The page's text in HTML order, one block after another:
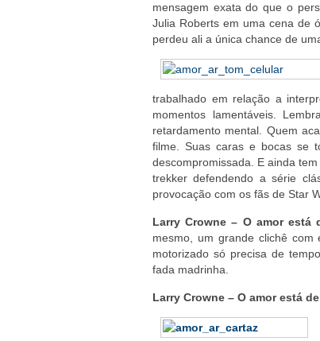
mensagem exata do que o
Julia Roberts em uma cena de
perdeu ali a única chance de
trabalhado em relação a
momentos lamentáveis.
retardamento mental. Quem
filme. Suas caras e bocas se
descompromissada. E ainda
trekker defendendo a série
provocação com os fãs de Star
Larry Crowne – O amor está
mesmo, um grande clichê
motorizado só precisa de
fada madrinha.
Larry Crowne – O amor está